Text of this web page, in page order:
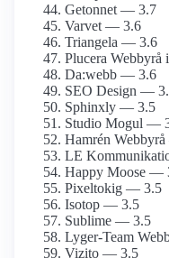
Getonnet — 3.7
Varvet — 3.6
Triangela — 3.6
Plucera
Da:webb — 3.6
SEO Design —
Sphinxly — 3.5
Studio Mogul —
Hamrén
LE
Happy Moose —
Pixeltokig — 3.5
Isotop — 3.5
Sublime — 3.5
Lyger-Team
Vizito — 3.5